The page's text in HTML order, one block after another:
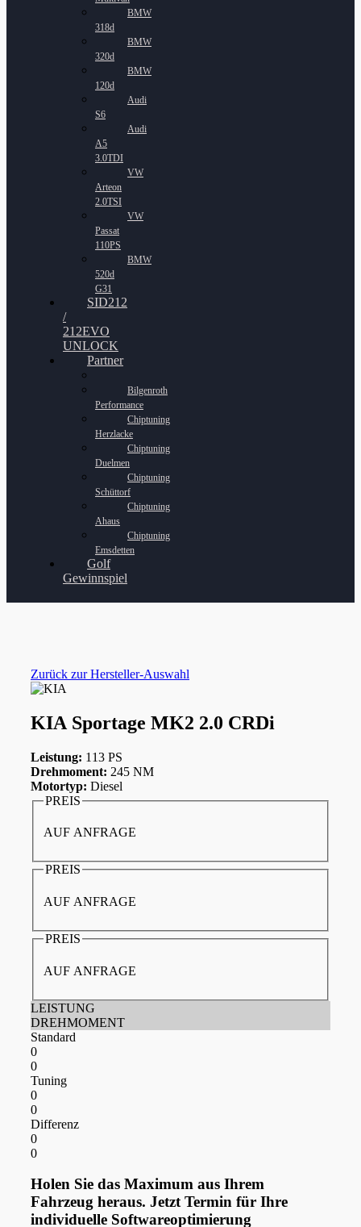
BMW
318d
BMW
320d
BMW
120d
Audi
S6
Audi
A5
3.0TDI
VW
Arteon
2.0TSI
VW
Passat
110PS
BMW
520d
G31
SID212
/
212EVO
UNLOCK
Partner
Bilgenroth
Performance
Chiptuning
Herzlacke
Chiptuning
Duelmen
Chiptuning
Schüttorf
Chiptuning
Ahaus
Chiptuning
Emsdetten
Golf
Gewinnspiel
Zurück zur Hersteller-Auswahl
KIA Sportage MK2 2.0 CRDi
Leistung: 113 PS
Drehmoment: 245 NM
Motortyp: Diesel
PREIS
AUF ANFRAGE
PREIS
AUF ANFRAGE
PREIS
AUF ANFRAGE
LEISTUNG
DREHMOMENT
Standard
0
0
Tuning
0
0
Differenz
0
0
Holen Sie das Maximum aus Ihrem
Fahrzeug heraus. Jetzt Termin für Ihre
individuelle Softwareoptimierung